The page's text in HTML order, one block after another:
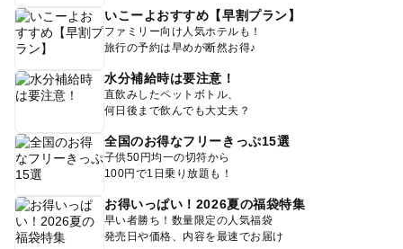
いこーよおすすめ【早割プラン】
ファミリー向け人気ホテルも！
旅行の予約は早めが断然お得♪
水分補給時は要注意！
直飲みしたペットボトル、
何日後まで飲んでも大丈夫？
全国のお得なフリーきっぷ15選
子供50円均一の切符から
100円で1日乗り放題も！
お得いっぱい！2026夏の福袋特集
早い者勝ち！数量限定の人気福袋
発売日や価格、内容を最速でお届け